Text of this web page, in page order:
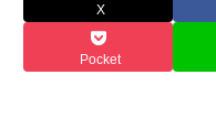
X
Pocket